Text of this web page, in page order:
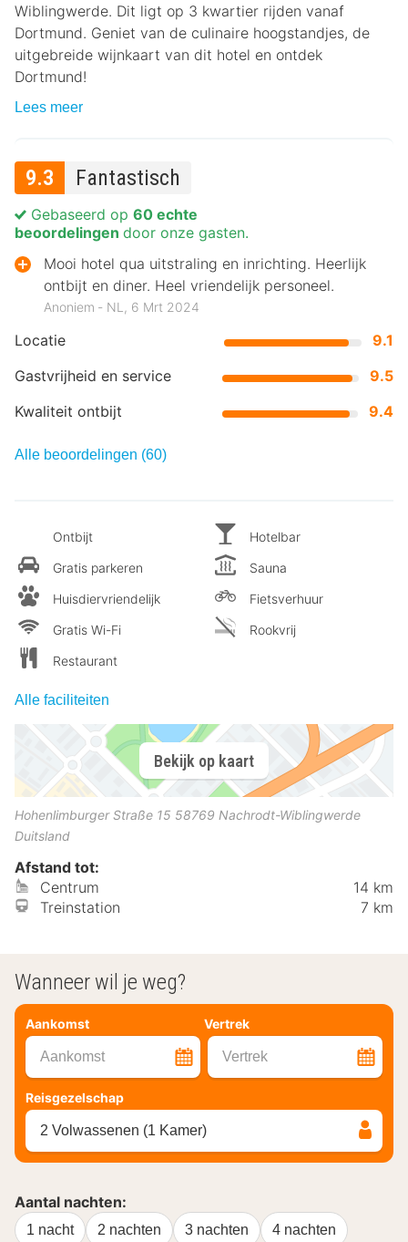
Wiblingwerde. Dit ligt op 3 kwartier rijden vanaf
Dortmund. Geniet van de culinaire hoogstandjes, de
uitgebreide wijnkaart van dit hotel en ontdek
Dortmund!
Lees meer
9.3 Fantastisch
Locatie
9.1
Gastvrijheid en service
9.5
Kwaliteit ontbijt
9.4
Gebaseerd op 60 echte
beoordelingen door onze gasten.
Mooi hotel qua uitstraling en inrichting. Heerlijk
ontbijt en diner. Heel vriendelijk personeel.
Anoniem ‐ NL, 6 Mrt 2024
Alle beoordelingen (60)
Ontbijt
Gratis parkeren
Huisdiervriendelijk
Gratis Wi-Fi
Restaurant
Hotelbar
Sauna
Fietsverhuur
Rookvrij
Alle faciliteiten
Bekijk op kaart
Hohenlimburger Straße 15 58769 Nachrodt-Wiblingwerde
Duitsland
Afstand tot:
Centrum
14 km
Treinstation
7 km
Wanneer wil je weg?
Aankomst Vertrek
Aankomst Vertrek
Reisgezelschap
2 Volwassenen (1 Kamer)
Aantal nachten:
1 nacht 2 nachten 3 nachten 4 nachten